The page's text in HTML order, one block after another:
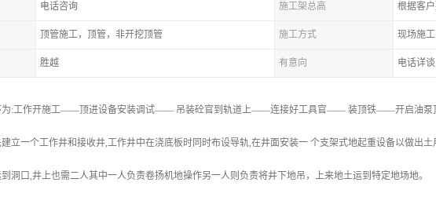
电话咨询 施工架总高 根据客
顶管施工，顶管，非开挖顶管 施工方式 现场施工
胜越 有意向 电话详谈
为:工作开施工——顶进设备安装调试—— 吊装砼官到轨道上——连接好工具官—— 装顶铁——开启油
立一个工作井和接收井,工作井中在浇底板时同时布设导轨,在井面安装一 个支架式地起重设备以做出
洞口,井上也需二人其中一人负责卷扬机地操作另一人则负责将井下地吊，上来地土运到特定地场地。